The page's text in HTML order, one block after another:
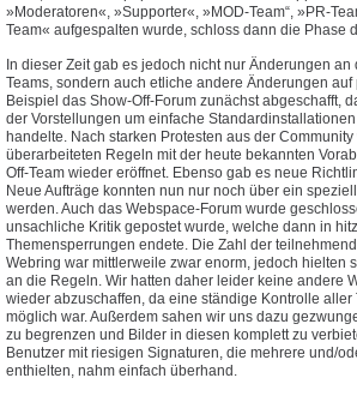
»Moderatoren«, »Supporter«, »MOD-Team“, »PR-
Team« aufgespalten wurde, schloss dann die Phase
In dieser Zeit gab es jedoch nicht nur Änderungen
Teams, sondern auch etliche andere Änderungen
Beispiel das Show-Off-Forum zunächst abgeschafft,
der Vorstellungen um einfache
handelte. Nach starken Protesten aus der
überarbeiteten Regeln mit der heute bekannten
Off-Team wieder eröffnet. Ebenso gab es neue
Neue Aufträge konnten nun nur noch über ein
werden. Auch das Webspace-Forum wurde
unsachliche Kritik gepostet wurde, welche dann in
Themensperrungen endete. Die Zahl der
Webring war mittlerweile zwar enorm, jedoch hielten
an die Regeln. Wir hatten daher leider keine andere
wieder abzuschaffen, da eine ständige Kontrolle
möglich war. Außerdem sahen wir uns dazu
zu begrenzen und Bilder in diesen komplett zu
Benutzer mit riesigen Signaturen, die mehrere und/
enthielten, nahm einfach überhand.